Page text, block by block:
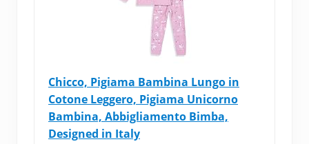
Chicco, Pigiama Bambina Lungo in
Cotone Leggero, Pigiama Unicorno
Bambina, Abbigliamento Bimba,
Designed in Italy